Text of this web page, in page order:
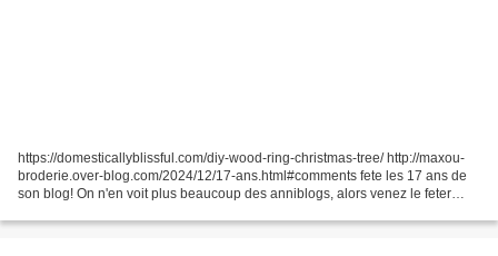
https://domesticallyblissful.com/diy-wood-ring-christmas-tree/ http://maxou-
broderie.over-blog.com/2024/12/17-ans.html#comments fete les 17 ans de
son blog! On n'en voit plus beaucoup des anniblogs, alors venez le feter